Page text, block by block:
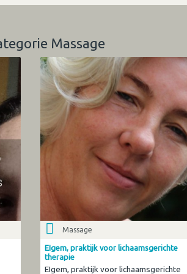
Massage
Massage
EIgem, praktijk voor lichaamsgerichte
therapie
EIgem, praktijk voor lichaamsgerichte